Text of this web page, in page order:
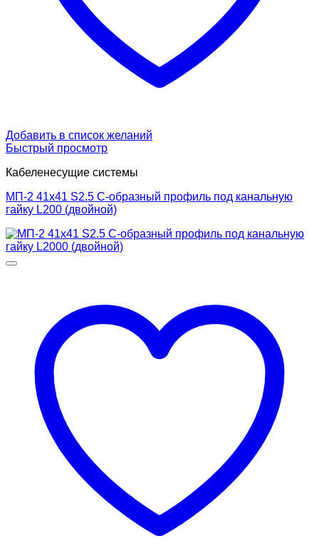
Добавить в список желаний
Быстрый просмотр
Кабеленесущие системы
МП-2 41х41 S2.5 С-образный профиль под канальную
гайку L200 (двойной)